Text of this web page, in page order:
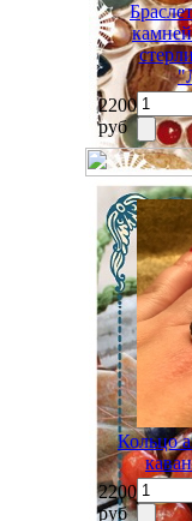
2200
руб
Кольцо
2200
руб